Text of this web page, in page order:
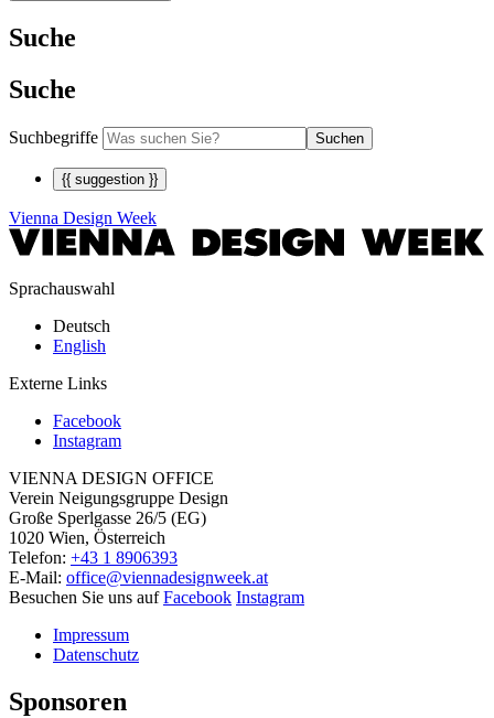
Suche
Suche
Suchbegriffe Suchen
{{ suggestion }}
Vienna Design Week
Sprachauswahl
Deutsch
English
Externe Links
Facebook
Instagram
VIENNA DESIGN OFFICE
Verein Neigungsgruppe Design
Große Sperlgasse 26/5 (EG)
1020 Wien, Österreich
Telefon: +43 1 8906393
E-Mail: office@viennadesignweek.at
Besuchen Sie uns aufFacebook Instagram
Impressum
Datenschutz
Sponsoren